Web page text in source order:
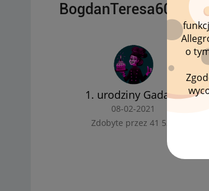
o
BogdanTeresa60
1. urodziny Gadane
‎08-02-2021
Zdobyte przez 41 520